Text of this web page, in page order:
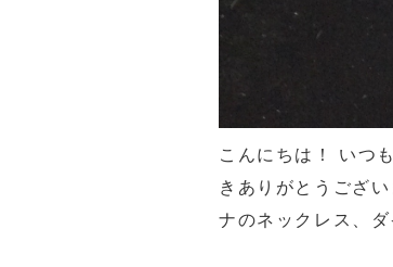
こんにちは！ いつ
きありがとうござ
ナのネックレス、